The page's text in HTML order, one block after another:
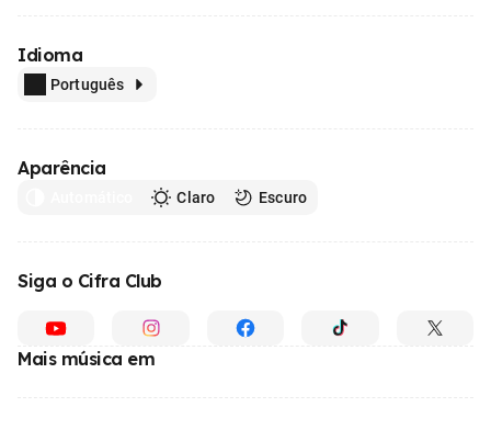
Idioma
Português
Aparência
Claro Escuro
Siga o Cifra Club
Mais música em